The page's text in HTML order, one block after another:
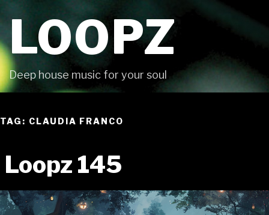
LOOPZ
Deep house music for your soul
TAG: CLAUDIA FRANCO
Loopz 145